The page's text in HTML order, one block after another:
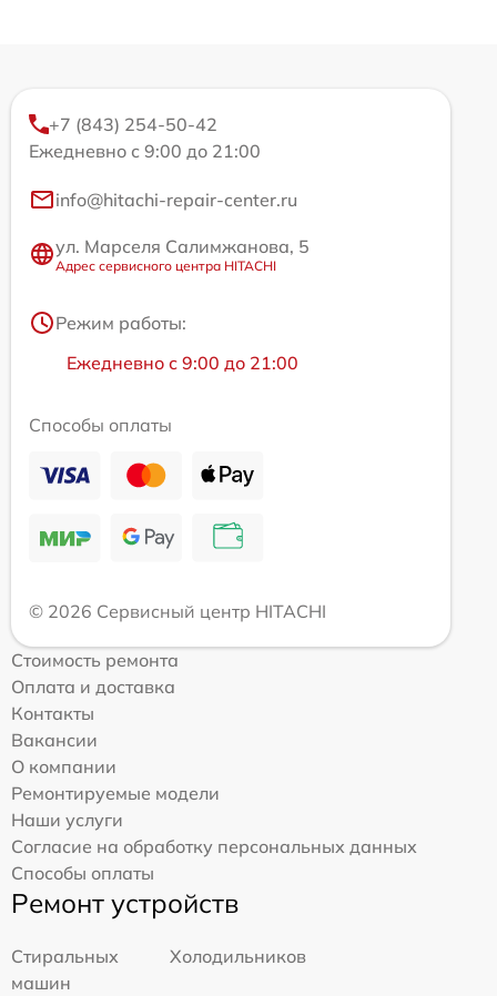
+7 (843) 254-50-42
Ежедневно с 9:00 до 21:00
info@hitachi-repair-center.ru
ул. Марселя Салимжанова, 5
Адрес сервисного центра HITACHI
Режим работы:
Ежедневно с 9:00 до 21:00
Способы оплаты
© 2026 Сервисный центр HITACHI
Стоимость ремонта
Оплата и доставка
Контакты
Вакансии
О компании
Ремонтируемые модели
Наши услуги
Согласие на обработку персональных данных
Способы оплаты
Ремонт устройств
Стиральных
машин
Холодильников